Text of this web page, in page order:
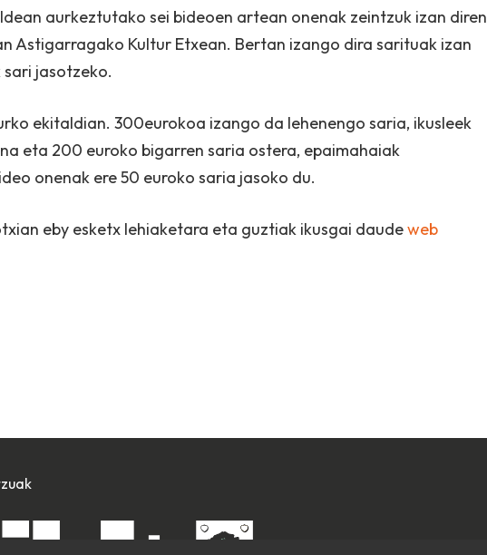
aurkeztutako sei bideoen artean onenak zeintzuk izan diren
Astigarragako Kultur Etxean. Bertan izango dira sarituak izan
jasotzeko.
ekitaldian. 300eurokoa izango da lehenengo saria, ikusleek
eta 200 euroko bigarren saria ostera, epaimahaiak
onenak ere 50 euroko saria jasoko du.
eby esketx lehiaketara eta guztiak ikusgai daudeweb